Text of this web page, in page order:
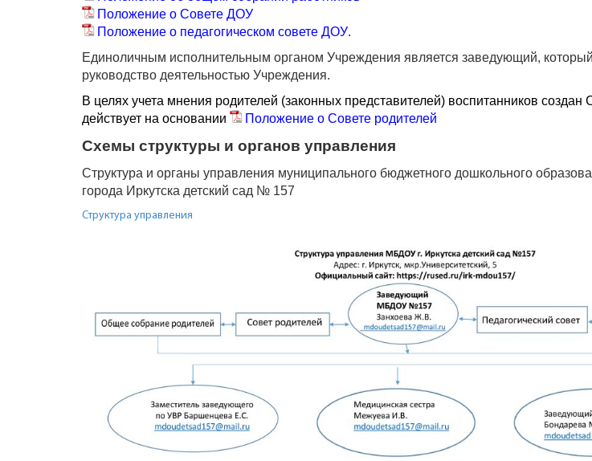
Положение о Совете ДОУ
Положение о педагогическом совете ДОУ.
Единоличным исполнительным органом Учреждения является заведующий,
руководство деятельностью Учреждения.
B целях учета мнения родителей (законных представителей) воспитанников создан
действует на основании
Положение о Совете родителей
Схемы структуры и органов управления
Структура и органы управления муниципального бюджетного дошкольного
города Иркутска детский сад № 157
Структура управления